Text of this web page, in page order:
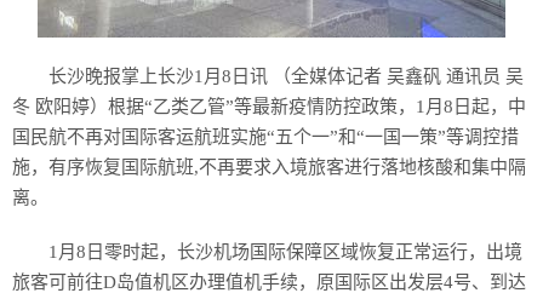
长沙晚报掌上长沙1月8日讯 （全媒体记者 吴鑫矾 通讯员 吴
冬 欧阳婷）根据“乙类乙管”等最新疫情防控政策，1月8日起，中
国民航不再对国际客运航班实施“五个一”和“一国一策”等调控措
施，有序恢复国际航班,不再要求入境旅客进行落地核酸和集中隔
离。
1月8日零时起，长沙机场国际保障区域恢复正常运行，出境
旅客可前往D岛值机区办理值机手续，原国际区出发层4号、到达